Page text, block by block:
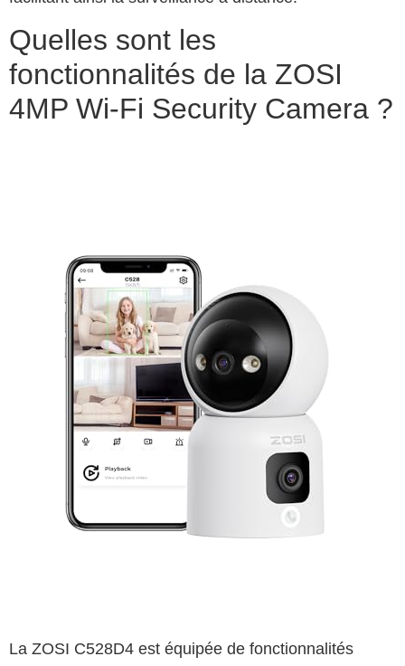
Quelles sont les
fonctionnalités de la ZOSI
4MP Wi-Fi Security Camera ?
La ZOSI C528D4 est équipée de fonctionnalités